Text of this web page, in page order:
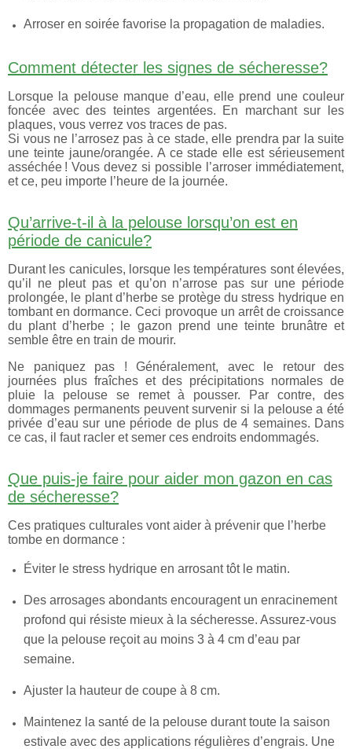
Arroser en soirée favorise la propagation de maladies.
Comment détecter les signes de sécheresse?
Lorsque la pelouse manque d’eau, elle prend une couleur
foncée avec des teintes argentées. En marchant sur les
plaques, vous verrez vos traces de pas.
Si vous ne l’arrosez pas à ce stade, elle prendra par la suite
une teinte jaune/orangée. A ce stade elle est sérieusement
asséchée ! Vous devez si possible l’arroser immédiatement,
et ce, peu importe l’heure de la journée.
Qu’arrive-t-il à la pelouse lorsqu’on est en
période de canicule?
Durant les canicules, lorsque les températures sont élevées,
qu’il ne pleut pas et qu’on n’arrose pas sur une période
prolongée, le plant d’herbe se protège du stress hydrique en
tombant en dormance. Ceci provoque un arrêt de croissance
du plant d’herbe ; le gazon prend une teinte brunâtre et
semble être en train de mourir.
Ne paniquez pas ! Généralement, avec le retour des
journées plus fraîches et des précipitations normales de
pluie la pelouse se remet à pousser. Par contre, des
dommages permanents peuvent survenir si la pelouse a été
privée d’eau sur une période de plus de 4 semaines. Dans
ce cas, il faut racler et semer ces endroits endommagés.
Que puis-je faire pour aider mon gazon en cas
de sécheresse?
Ces pratiques culturales vont aider à prévenir que l’herbe
tombe en dormance :
Éviter le stress hydrique en arrosant tôt le matin.
Des arrosages abondants encouragent un enracinement
profond qui résiste mieux à la sécheresse. Assurez-vous
que la pelouse reçoit au moins 3 à 4 cm d’eau par
semaine.
Ajuster la hauteur de coupe à 8 cm.
Maintenez la santé de la pelouse durant toute la saison
estivale avec des applications régulières d’engrais. Une